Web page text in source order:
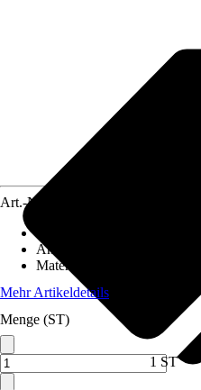
Art.-Nr.
Anwendungsbereich
Material
Mehr Artikeldetails
Menge (ST)
1 ST